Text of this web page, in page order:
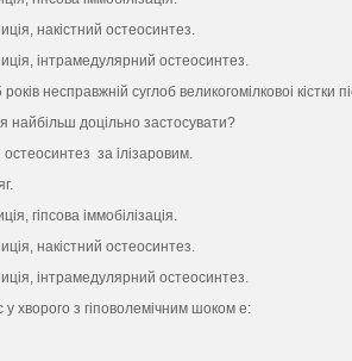
накiстний остеосинтез.
iнтрамедулярний остеосинтез.
несправжнiй суглоб великогомiлковоi кiстки
найбiльш доцiльно застосувати?
остеосинтез за iлiзаровим.
гiпсова iммобiлiзацiя.
накiстний остеосинтез.
iнтрамедулярний остеосинтез.
у хворого з гiповолемiчним шоком e: